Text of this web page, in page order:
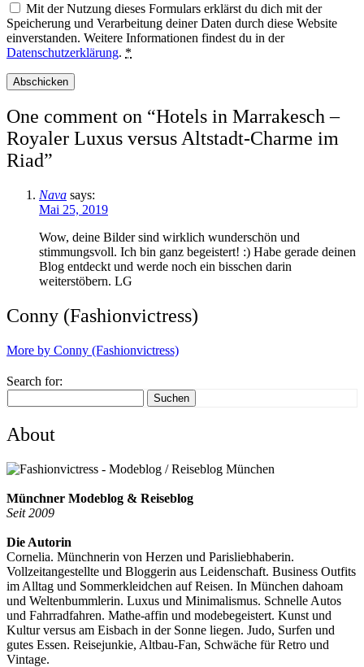
Mit der Nutzung dieses Formulars erklärst du dich mit der
Speicherung und Verarbeitung deiner Daten durch diese Website
einverstanden. Weitere Informationen findest du in der
Datenschutzerklärung. *
One comment on “Hotels in Marrakesch –
Royaler Luxus versus Altstadt-Charme im
Riad”
Nava says:
Mai 25, 2019
Wow, deine Bilder sind wirklich wunderschön und
stimmungsvoll. Ich bin ganz begeistert! :) Habe gerade deinen
Blog entdeckt und werde noch ein bisschen darin
weiterstöbern. LG
Conny (Fashionvictress)
More by Conny (Fashionvictress)
Search for:
Suchen
About
Münchner Modeblog & Reiseblog
Seit 2009
Die Autorin
Cornelia. Münchnerin von Herzen und Parisliebhaberin.
Vollzeitangestellte und Bloggerin aus Leidenschaft. Business Outfits
im Alltag und Sommerkleidchen auf Reisen. In München dahoam
und Weltenbummlerin. Luxus und Minimalismus. Schnelle Autos
und Fahrradfahren. Mathe-affin und modebegeistert. Kunst und
Kultur versus am Eisbach in der Sonne liegen. Judo, Surfen und
gutes Essen. Reisejunkie, Altbau-Fan, Schwäche für Retro und
Vintage.